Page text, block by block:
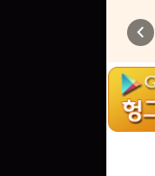
chevron_left